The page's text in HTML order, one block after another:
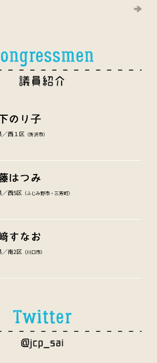
／西１区 （所沢市）
／西5区 （ふじみ野市・三芳町）
／南2区 （川口市）